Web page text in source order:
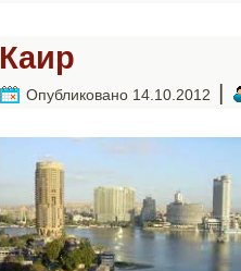
Каир
Опубликовано 14.10.2012 |